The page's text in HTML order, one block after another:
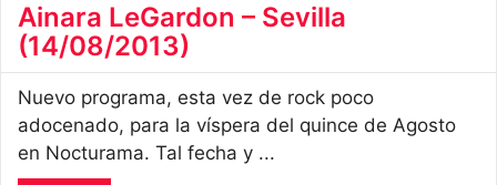
Ainara LeGardon – Sevilla
(14/08/2013)
Nuevo programa, esta vez de rock poco
adocenado, para la víspera del quince de Agosto
en Nocturama. Tal fecha y ...